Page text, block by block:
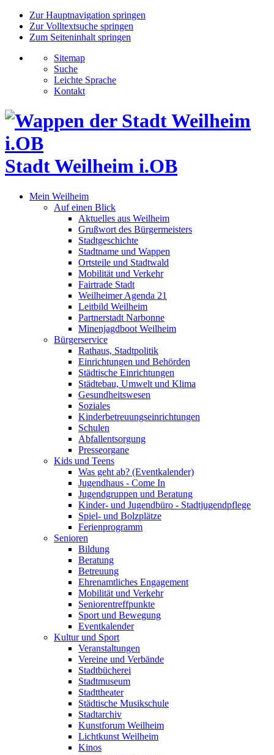
Zur Hauptnavigation springen
Zur Volltextsuche springen
Zum Seiteninhalt springen
Sitemap
Suche
Leichte Sprache
Kontakt
Stadt Weilheim i.OB
Mein Weilheim
Auf einen Blick
Aktuelles aus Weilheim
Grußwort des Bürgermeisters
Stadtgeschichte
Stadtname und Wappen
Ortsteile und Stadtwald
Mobilität und Verkehr
Fairtrade Stadt
Weilheimer Agenda 21
Leitbild Weilheim
Partnerstadt Narbonne
Minenjagdboot Weilheim
Bürgerservice
Rathaus, Stadtpolitik
Einrichtungen und Behörden
Städtische Einrichtungen
Städtebau, Umwelt und Klima
Gesundheitswesen
Soziales
Kinderbetreuungseinrichtungen
Schulen
Abfallentsorgung
Presseorgane
Kids und Teens
Was geht ab? (Eventkalender)
Jugendhaus - Come In
Jugendgruppen und Beratung
Kinder- und Jugendbüro - Stadtjugendpflege
Spiel- und Bolzplätze
Ferienprogramm
Senioren
Bildung
Beratung
Betreuung
Ehrenamtliches Engagement
Mobilität und Verkehr
Seniorentreffpunkte
Sport und Bewegung
Eventkalender
Kultur und Sport
Veranstaltungen
Vereine und Verbände
Stadtbücherei
Stadtmuseum
Stadttheater
Städtische Musikschule
Stadtarchiv
Kunstforum Weilheim
Lichtkunst Weilheim
Kinos